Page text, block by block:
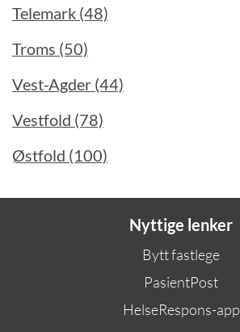
Telemark (48)
Troms (50)
Vest-Agder (44)
Vestfold (78)
Østfold (100)
Nyttige lenker
Bytt fastlege
PasientPost
HelseRespons-app